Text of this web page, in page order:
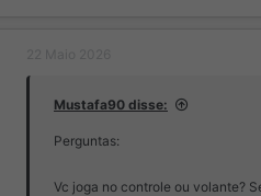
Mustafa90 disse:
Perguntas:
Vc joga no controle ou volante?